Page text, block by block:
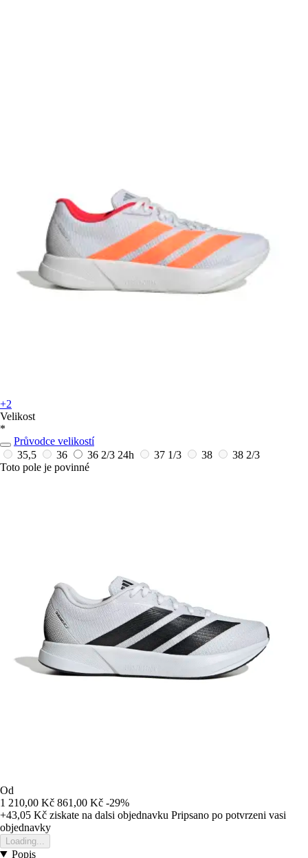
+2
Velikost
*
Průvodce velikostí
35,5
36 36 2/3 24h 37 1/3 38
38 2/3
Toto pole je povinné
Od
1 210,00 Kč 861,00 Kč -29%
+43,05 Kč ziskate na dalsi objednavku Pripsano po potvrzeni vasi
objednavky
Loading...
Popis